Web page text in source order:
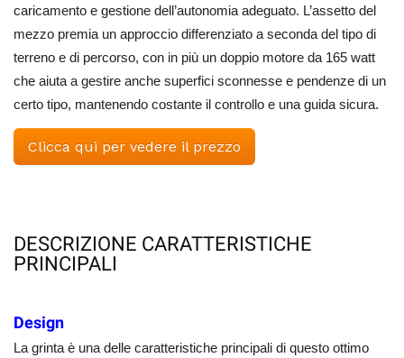
caricamento e gestione dell’autonomia adeguato. L’assetto del
mezzo premia un approccio differenziato a seconda del tipo di
terreno e di percorso, con in più un doppio motore da 165 watt
che aiuta a gestire anche superfici sconnesse e pendenze di un
certo tipo, mantenendo costante il controllo e una guida sicura.
Clicca qui per vedere il prezzo
DESCRIZIONE CARATTERISTICHE
PRINCIPALI
Design
La grinta è una delle caratteristiche principali di questo ottimo